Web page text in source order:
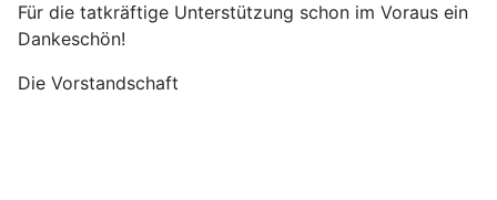
Für die tatkräftige Unterstützung schon im Voraus ein
Dankeschön!
Die Vorstandschaft